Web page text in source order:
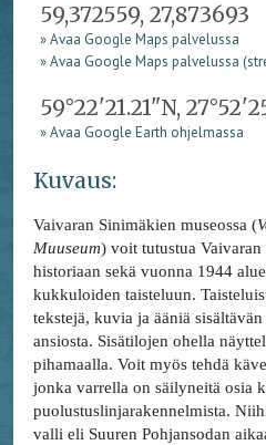
59,372559, 27,873693
» Avaa Google Maps palvelussa
» Avaa Google Maps palvelussa
59°22'21.21"N,
» Avaa Google Earth ohjelmassa
Kuvaus:
Vaivaran Sinimäkien museossa (
Muuseum) voit tutustua
historiaan sekä vuonna 1944
kukkuloiden taisteluun.
tekstejä, kuvia ja ääniä
ansiosta. Sisätilojen ohella
pihamaalla. Voit myös tehdä
jonka varrella on säilyneitä osia
puolustuslinjarakennelmista.
valli eli Suuren Pohjansodan